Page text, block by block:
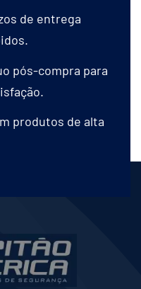
de entrega
pós-compra para
produtos de alta